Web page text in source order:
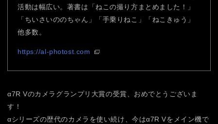
活動は幅広い。著書は「ねこの撮り方まとめました！」
「ちいさいののちゃん」「手乗りねこ」「ねこきゅう」
他多数。
https://al-photost.com
α7R Vのカメラグランプリ大賞の受賞、おめでとうございま
す！
αシリーズの歴代のカメラを使い続け、今はα7R Vをメイン機で